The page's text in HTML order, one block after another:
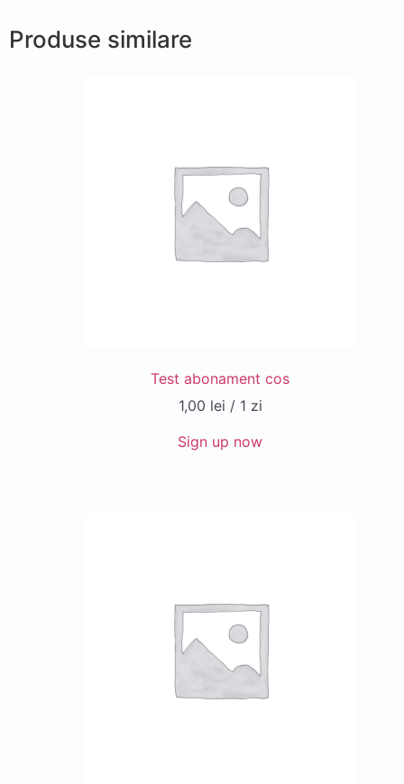
Produse similare
Test abonament cos
1,00 lei / 1 zi
Sign up now